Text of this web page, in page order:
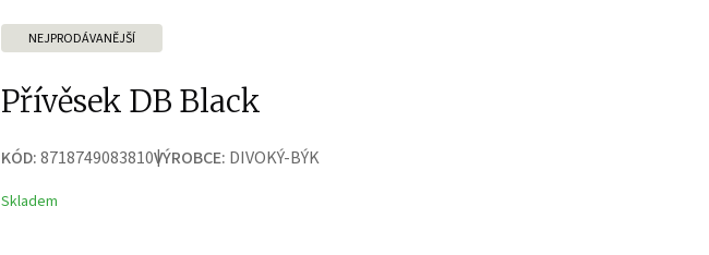
NEJPRODÁVANĚJŠÍ
Přívěsek DB Black
KÓD:8718749083810VÝROBCE: DIVOKÝ-BÝK
Skladem